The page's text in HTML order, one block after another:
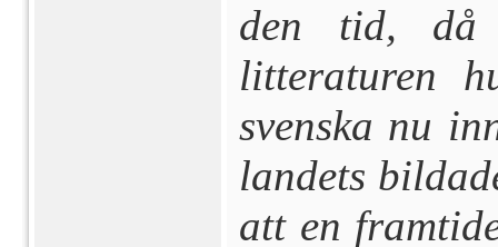
den tid, då
litteraturen
svenska nu
landets
att en